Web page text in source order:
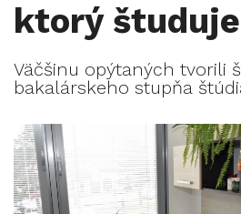
ktorý študuje
Väčšinu opýtaných tvorili
bakalárskeho stupňa